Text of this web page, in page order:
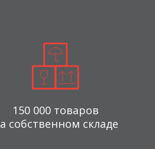
150 000 товаров
собственном складе